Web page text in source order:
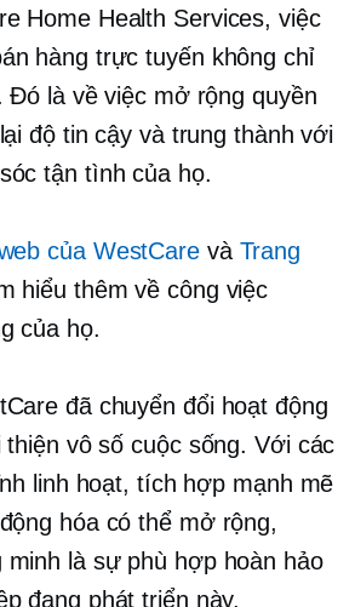
Home Health Services, việc
hàng trực tuyến không chỉ
Đó là về việc mở rộng quyền
độ tin cậy và trung thành với
tận tình của họ.
của WestCarevà Trang
hiểu thêm về công việc
của họ.
đã chuyển đổi hoạt động
vô số cuộc sống. Với các
linh hoạt, tích hợp mạnh mẽ
hóa có thể mở rộng,
minh là sự phù hợp hoàn hảo
đang phát triển này.